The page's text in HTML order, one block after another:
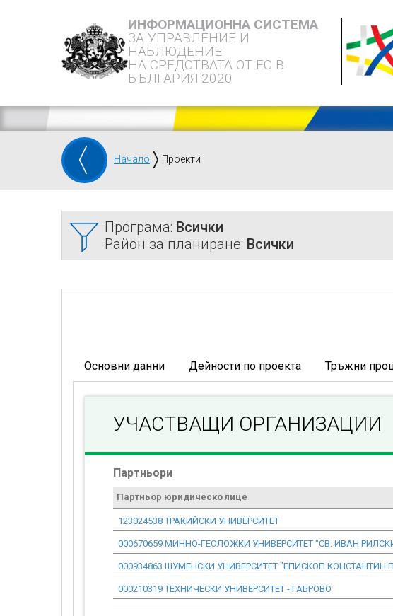
ИНФОРМАЦИОННА СИСТЕМА
ЗА УПРАВЛЕНИЕ И
НАБЛЮДЕНИЕ
НА СРЕДСТВАТА ОТ ЕС В
БЪЛГАРИЯ 2020
Начало Проекти
Програма: Всички
Район за планиране: Всички
Основни данни Дейности по проекта Тръжни
УЧАСТВАЩИ ОРГАНИЗАЦИИ
Партньори
Партньор юридическо лице
123024538 ТРАКИЙСКИ УНИВЕРСИТЕТ
000670659 МИННО-ГЕОЛОЖКИ УНИВЕРСИТЕТ "СВ. ИВАН
000934863 ШУМЕНСКИ УНИВЕРСИТЕТ "ЕПИСКОП КОНСТАНТИН
000210319 ТЕХНИЧЕСКИ УНИВЕРСИТЕТ - ГАБРОВО